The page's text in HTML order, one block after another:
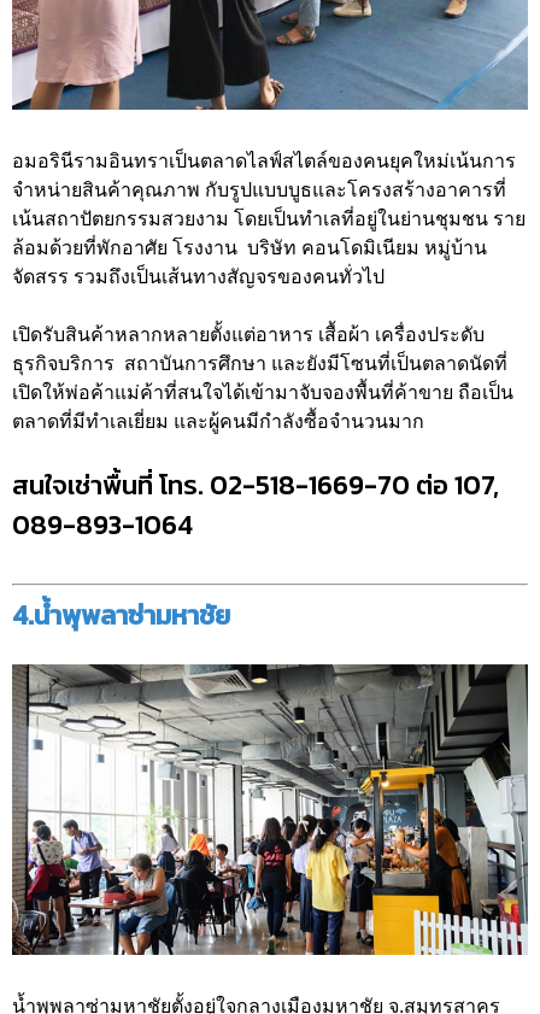
อมอรินีรามอินทราเป็นตลาดไลฟ์สไตล์ของคนยุคใหม่เน้นการ
จำหน่ายสินค้าคุณภาพ กับรูปแบบบูธและโครงสร้างอาคารที่
เน้นสถาปัตยกรรมสวยงาม โดยเป็นทำเลที่อยู่ในย่านชุมชน ราย
ล้อมด้วยที่พักอาศัย โรงงาน บริษัท คอนโดมิเนียม หมู่บ้าน
จัดสรร รวมถึงเป็นเส้นทางสัญจรของคนทั่วไป
เปิดรับสินค้าหลากหลายตั้งแต่อาหาร เสื้อผ้า เครื่องประดับ
ธุรกิจบริการ สถาบันการศึกษา และยังมีโซนที่เป็นตลาดนัดที่
เปิดให้พ่อค้าแม่ค้าที่สนใจได้เข้ามาจับจองพื้นที่ค้าขาย ถือเป็น
ตลาดที่มีทำเลเยี่ยม และผู้คนมีกำลังซื้อจำนวนมาก
สนใจเช่าพื้นที่ โทร. 02-518-1669-70 ต่อ 107,
089-893-1064
4.น้ำพุพลาซ่ามหาชัย
น้ำพุพลาซ่ามหาชัยตั้งอยู่ใจกลางเมืองมหาชัย จ.สมุทรสาคร